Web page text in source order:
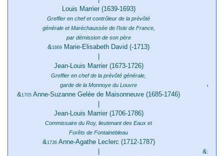
Louis Marrier (1639-1693)
Greffier en chef et contrôleur de la prévôté
générale et Maréchaussée de l'Isle de France,
par démission de son père
&1669 Marie-Elisabeth David (-1713)
Jean-Louis Marrier (1673-1726)
Greffier en chef de la prévôté générale,
garde de la Monnoye du Louvre
&1705 Anne-Suzanne Gelée de Maisonneuve (1685-1746)
Jean-Louis Marrier (1706-1786)
Commissaire du Roy, lieutenant des Eaux et
Forêts de Fontainebleau
&1736Anne-Agathe Leclerc (1712-1787)
&
&1823